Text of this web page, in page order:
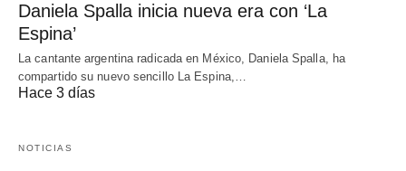
Daniela Spalla inicia nueva era con ‘La
Espina’
La cantante argentina radicada en México, Daniela Spalla, ha
compartido su nuevo sencillo La Espina,…
Hace 3 días
NOTICIAS